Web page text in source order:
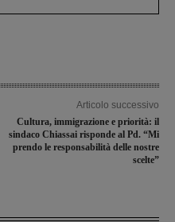
Articolo successivo
Cultura, immigrazione e priorità: il
sindaco Chiassai risponde al Pd. “Mi
prendo le responsabilità delle nostre
scelte”